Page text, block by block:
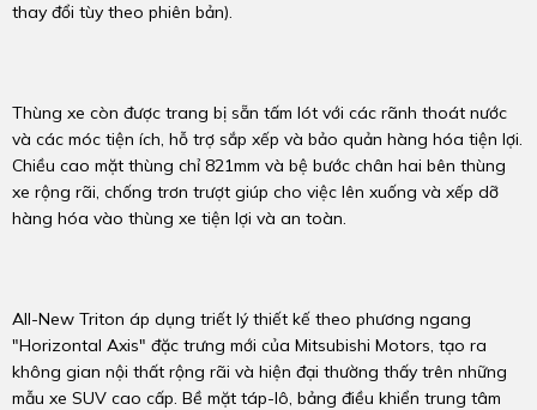
thay đổi tùy theo phiên bản).
Thùng xe còn được trang bị sẵn tấm lót với các rãnh thoát nước
và các móc tiện ích, hỗ trợ sắp xếp và bảo quản hàng hóa tiện lợi.
Chiều cao mặt thùng chỉ 821mm và bệ bước chân hai bên thùng
xe rộng rãi, chống trơn trượt giúp cho việc lên xuống và xếp dỡ
hàng hóa vào thùng xe tiện lợi và an toàn.
All-New Triton áp dụng triết lý thiết kế theo phương ngang
"Horizontal Axis" đặc trưng mới của Mitsubishi Motors, tạo ra
không gian nội thất rộng rãi và hiện đại thường thấy trên những
mẫu xe SUV cao cấp. Bề mặt táp-lô, bảng điều khiển trung tâm